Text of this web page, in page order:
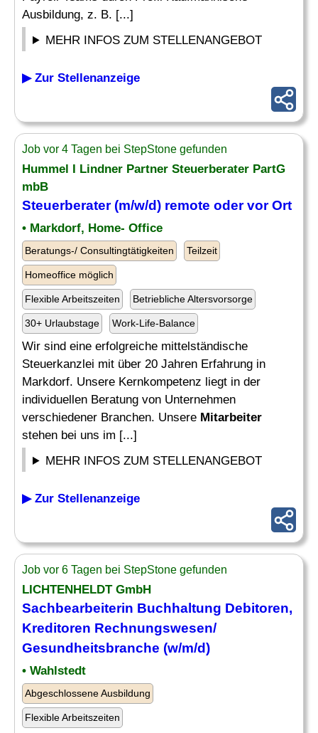
Ausbildung, z. B. [...]
MEHR INFOS ZUM STELLENANGEBOT
▶ Zur Stellenanzeige
Job vor 4 Tagen bei StepStone gefunden
Hummel I Lindner Partner Steuerberater PartG
mbB
Steuerberater (m/w/d) remote oder vor Ort
• Markdorf, Home- Office
Beratungs-/ Consultingtätigkeiten Teilzeit
Homeoffice möglich
Flexible Arbeitszeiten Betriebliche Altersvorsorge
30+ Urlaubstage Work-Life-Balance
Wir sind eine erfolgreiche mittelständische
Steuerkanzlei mit über 20 Jahren Erfahrung in
Markdorf. Unsere Kernkompetenz liegt in der
individuellen Beratung von Unternehmen
verschiedener Branchen. Unsere Mitarbeiter
stehen bei uns im [...]
MEHR INFOS ZUM STELLENANGEBOT
▶ Zur Stellenanzeige
Job vor 6 Tagen bei StepStone gefunden
LICHTENHELDT GmbH
Sachbearbeiterin Buchhaltung Debitoren,
Kreditoren Rechnungswesen/
Gesundheitsbranche (w/m/d)
• Wahlstedt
Abgeschlossene Ausbildung
Flexible Arbeitszeiten